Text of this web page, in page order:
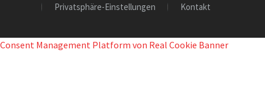
Privatsphäre-Einstellungen
Kontakt
Consent Management Platform von Real Cookie Banner